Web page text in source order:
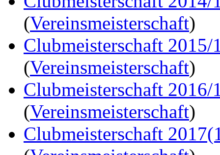
(Vereinsmeisterschaft)
Clubmeisterschaft 2015/
(Vereinsmeisterschaft)
Clubmeisterschaft 2016/
(Vereinsmeisterschaft)
Clubmeisterschaft